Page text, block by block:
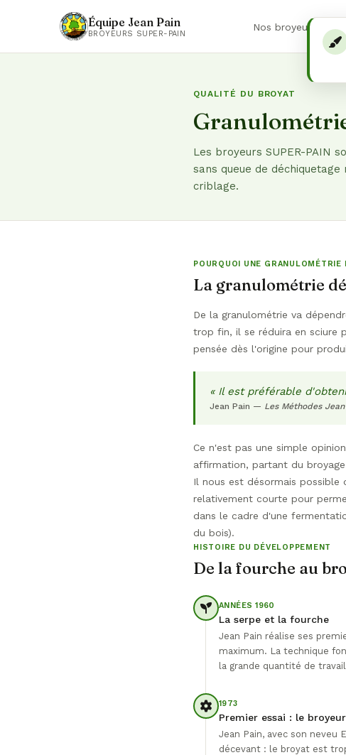
Équipe Jean Pain
BROYEURS SUPER-PAIN
Nos broyeurs
QUALITÉ DU BROYAT
Les broyeurs SUPER-PAIN
sans queue de
criblage.
POURQUOI UNE
La granulométrie
De la granulométrie va
trop fin, il se réduira en sciure
pensée dès l'origine pour
« Il est préférable
Jean Pain — Les Méthodes
Ce n'est pas une simple
affirmation, partant du
Il nous est désormais
relativement courte pour
dans le cadre d'une
du bois).
HISTOIRE DU DÉVELOPPEMENT
De la fourche au
ANNÉES 1960
La serpe et la fourche
Jean Pain réalise ses
maximum. La technique
la grande quantité de
1973
Premier essai : le
Jean Pain, avec son neveu
décevant : le broyat est